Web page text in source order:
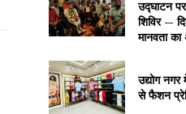
उद्घाटन
शिविर —
मानवता
उद्योग
से फैशन